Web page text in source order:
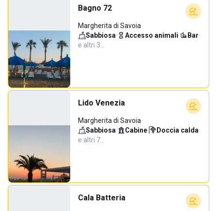
Bagno 72
Margherita di Savoia
Sabbiosa· Accesso animali· Bar·
e altri 3…
Lido Venezia
Margherita di Savoia
Sabbiosa· Cabine· Doccia calda·
e altri 7…
Cala Batteria